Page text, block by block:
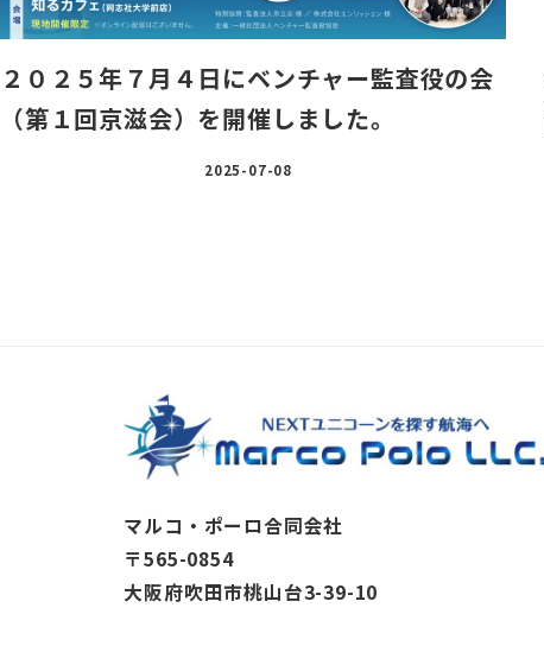
２０２５年７月４日にベンチャー監査役の会
（第１回京滋会）を開催しました。
2025-07-08
マルコ・ポーロ合同会社
〒565-0854
大阪府吹田市桃山台3-39-10